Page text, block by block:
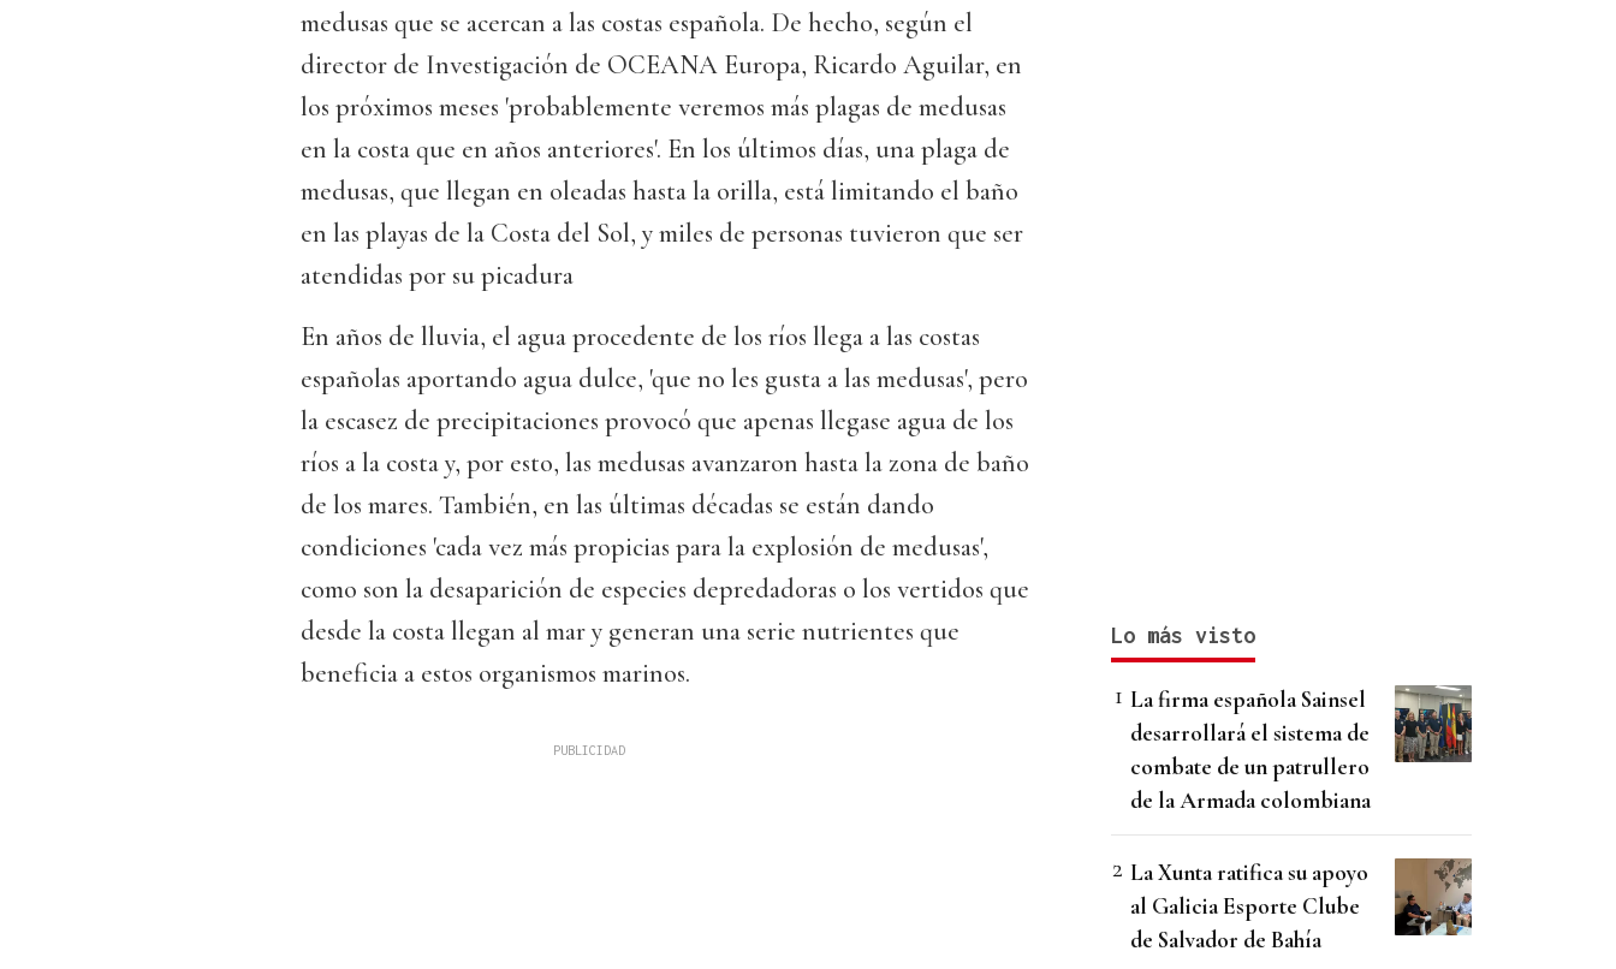
medusas que se acercan a las costas española. De hecho, según el
director de Investigación de OCEANA Europa, Ricardo Aguilar, en
los próximos meses 'probablemente veremos más plagas de medusas
en la costa que en años anteriores'. En los últimos días, una plaga de
medusas, que llegan en oleadas hasta la orilla, está limitando el baño
en las playas de la Costa del Sol, y miles de personas tuvieron que ser
atendidas por su picadura
En años de lluvia, el agua procedente de los ríos llega a las costas
españolas aportando agua dulce, 'que no les gusta a las medusas', pero
la escasez de precipitaciones provocó que apenas llegase agua de los
ríos a la costa y, por esto, las medusas avanzaron hasta la zona de baño
de los mares. También, en las últimas décadas se están dando
condiciones 'cada vez más propicias para la explosión de medusas',
como son la desaparición de especies depredadoras o los vertidos que
desde la costa llegan al mar y generan una serie nutrientes que
beneficia a estos organismos marinos.
Lo más visto
La firma española Sainsel
desarrollará el sistema de
combate de un patrullero
de la Armada colombiana
La Xunta ratifica su apoyo
al Galicia Esporte Clube
de Salvador de Bahía